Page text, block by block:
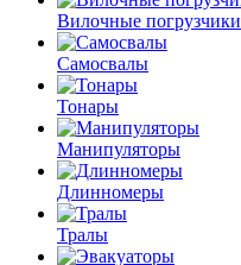
Вилочные погрузчики
Самосвалы
Тонары
Манипуляторы
Длинномеры
Тралы